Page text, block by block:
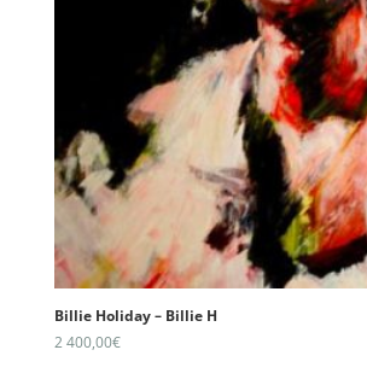
Billie Holiday – Billie H
2 400,00€